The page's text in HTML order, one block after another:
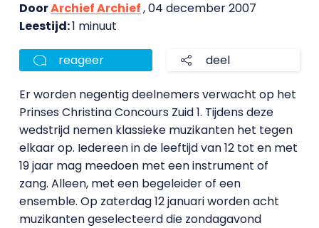
DoorArchief Archief, 04 december 2007
Leestijd:1 minuut
reageer deel
Er worden negentig deelnemers verwacht op het
Prinses Christina Concours Zuid 1. Tijdens deze
wedstrijd nemen klassieke muzikanten het tegen
elkaar op. Iedereen in de leeftijd van 12 tot en met
19 jaar mag meedoen met een instrument of
zang. Alleen, met een begeleider of een
ensemble. Op zaterdag 12 januari worden acht
muzikanten geselecteerd die zondagavond